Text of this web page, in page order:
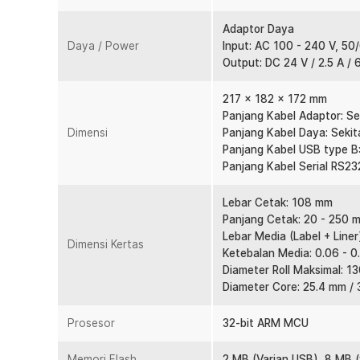
Ganti Roll Tanpa Konfigurasi Ulang
Berganti jenis media di tengah operasional seringkali
mendeteksi dan menyesuaikan jenis media yang
maupun kertas kontinyu tanpa perlu konfigurasi
cepat dan operasional tidak terganggu.
Dilengkapi buzzer dan lampu indikator yang
internal, deteksi tanda jahitan, tanda hitam,
suhu kepala memastikan printer selalu beroperasi
downtime.
Pembuanngan Panas Efisien
Printer barcode thermal ini hadir dengan struktur
memudahkan pemantauan status kertas secara real-
Daya / Power
Adaptor Daya
Input: AC 100 - 240 V,
Output: DC 24 V / 2.5 A /
Dimensi
217 x 182 x 172 mm
Panjang Kabel Adaptor:
Panjang Kabel Daya:
Panjang Kabel USB type
Panjang Kabel Serial
Dimensi Kertas
Lebar Cetak: 108 mm
Panjang Cetak: 20 - 250
Lebar Media (Label +
Ketebalan Media: 0.06 -
Diameter Roll Maksimal:
Diameter Core: 25.4 mm /
Prosesor 32-bit ARM MCU